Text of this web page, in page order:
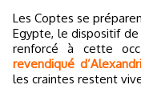
Les Coptes se préparent à célébrer Noël les 6 et 7 janvier. En
Egypte, le dispositif
renforcé à cette
revendiqué
les craintes restent